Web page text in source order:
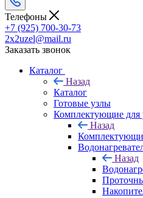
Телефоны
+7 (925) 700-30-73
2x2uzel@mail.ru
Заказать звонок
Каталог
Назад
Каталог
Готовые узлы
Комплектующие для
Назад
Назад